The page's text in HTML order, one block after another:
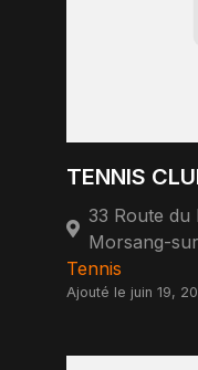
TENNIS
33 Route du
Morsang-
Tennis
Ajouté le juin 19,